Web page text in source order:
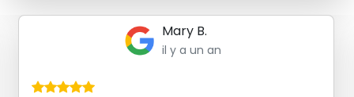
Mary B.
il y a un an